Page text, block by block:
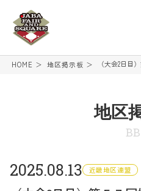
HOME 地区掲示板 （大会2日目
地区
2025.08.13 近畿地区連盟